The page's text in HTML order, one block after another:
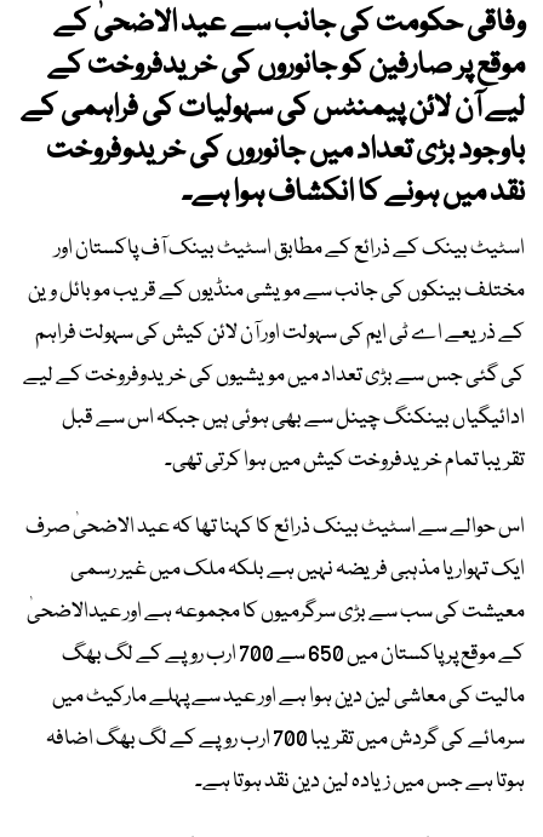
وفاقی حکومت کی جانب سے عید الاضحیٰ کے
موقع پر صارفین کو جانوروں کی خریدفروخت کے
لیے آن لائن پیمنٹس کی سہولیات کی فراہمی کے
باوجود بڑی تعداد میں جانوروں کی خریدوفروخت
نقد میں ہونے کا انکشاف ہوا ہے۔
اسٹیٹ بینک کے ذرائع کے مطابق اسٹیٹ بینک آف پاکستان اور
مختلف بینکوں کی جانب سے مویشی منڈیوں کے قریب موبائل وین
کے ذریعے اے ٹی ایم کی سہولت اور آن لائن کیش کی سہولت فراہم
کی گئی جس سے بڑی تعداد میں مویشیوں کی خریدوفروخت کے لیے
ادائیگیاں بینکنگ چینل سے بھی ہوئی ہیں جبکہ اس سے قبل
تقریبا تمام خریدفروخت کیش میں ہوا کرتی تھی۔
اس حوالے سے اسٹیٹ بینک ذرائع کا کہنا تھا کہ عید الاضحیٰ صرف
ایک تہوار یا مذہبی فریضہ نہیں ہے بلکہ ملک میں غیر رسمی
معیشت کی سب سے بڑی سرگرمیوں کا مجموعہ ہے اور عیدالاضحیٰ
کے موقع پر پاکستان میں 650 سے 700 ارب روپے کے لگ بھگ
مالیت کی معاشی لین دین ہوا ہے اور عید سے پہلے مارکیٹ میں
سرمائے کی گردش میں تقریبا 700 ارب روپے کے لگ بھگ اضافہ
ہوتا ہے جس میں زیادہ لین دین نقد ہوتا ہے۔